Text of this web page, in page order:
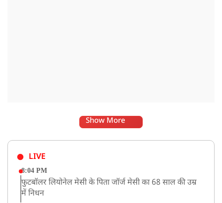
Show More
LIVE
8:04 PM
फुटबॉलर लियोनेल मेसी के पिता जॉर्ज मेसी का 68 साल की उम्र
में निधन